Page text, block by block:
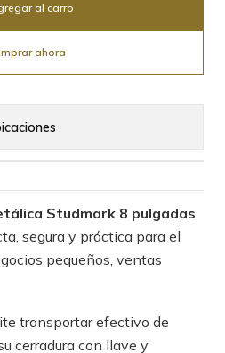
al carro
ahora
Studmark 8 pulgadas
segura y práctica para el
pequeños, ventas
transportar efectivo de
cerradura con llave y